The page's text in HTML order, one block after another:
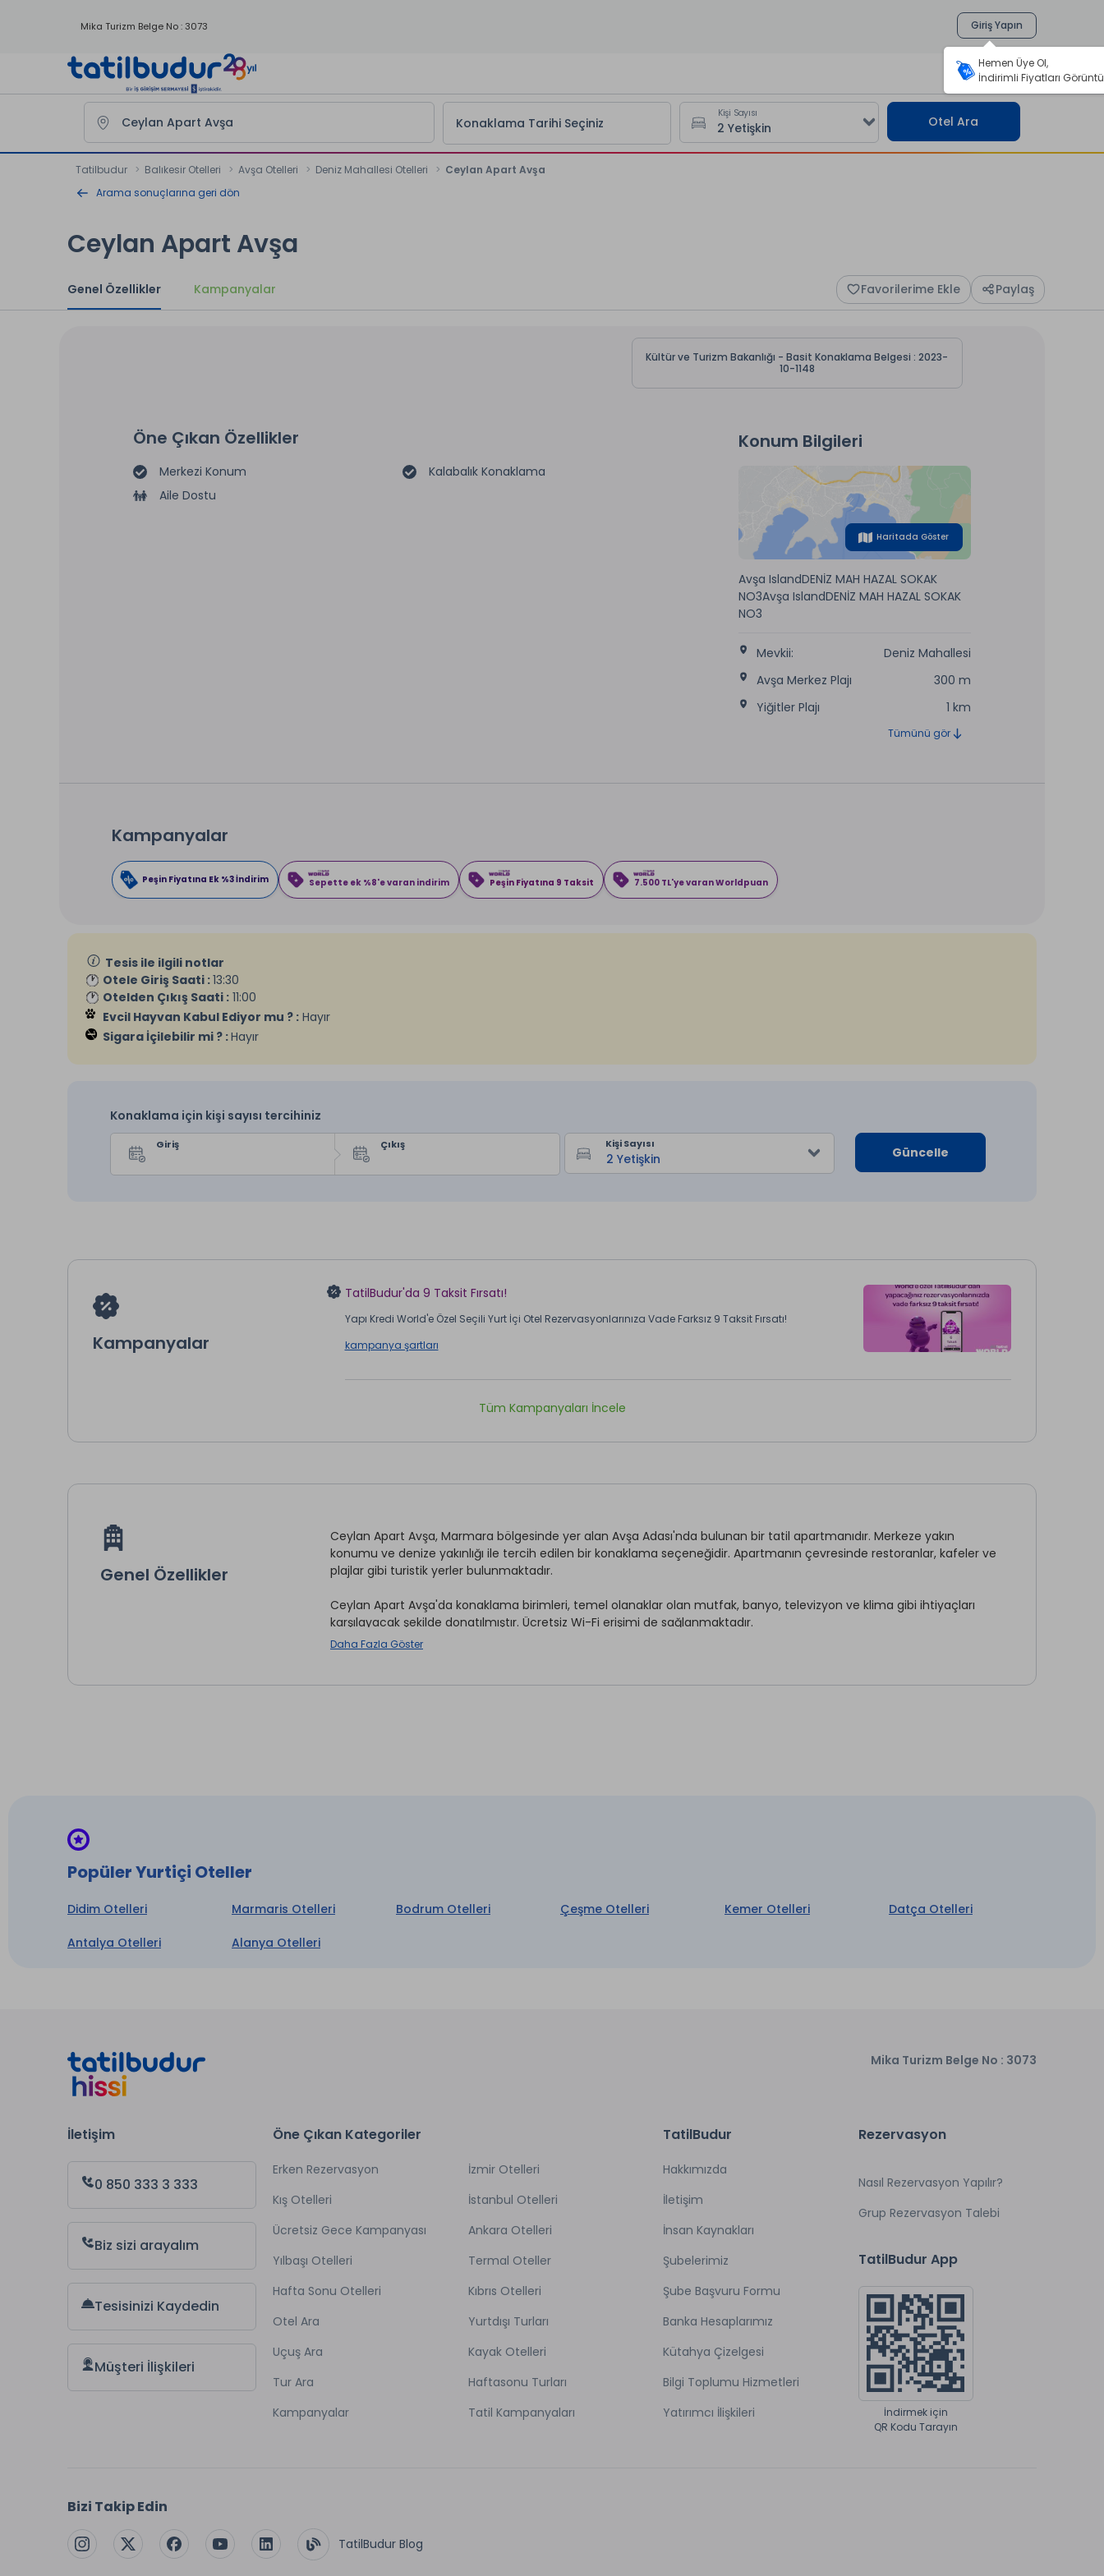
Mika Turizm Belge No : 3073 Giriş Yapın
Konaklama Tarihi Seçiniz
Kişi Sayısı
Otel Ara
Tatilbudur Balıkesir Otelleri Avşa Otelleri Deniz Mahallesi Otelleri
Ceylan Apart Avşa
Arama sonuçlarına geri dön
Ceylan Apart Avşa
Genel Özellikler Kampanyalar Favorilerime Ekle Paylaş
Kültür ve Turizm Bakanlığı - Basit Konaklama Belgesi : 2023-
10-1148
Öne Çıkan Özellikler
Merkezi Konum
Kalabalık Konaklama
Aile Dostu
Konum Bilgileri
Haritada Göster
Avşa IslandDENİZ MAH HAZAL SOKAK
NO3Avşa IslandDENİZ MAH HAZAL SOKAK
NO3
Mevkii:
Deniz Mahallesi
Avşa Merkez Plajı
300 m
Yiğitler Plajı
1 km
Tümünü gör
Kampanyalar
Peşin Fiyatına Ek %3 İndirim Sepette ek %8'e varan indirim Peşin Fiyatına 9 Taksit 7.500 TL'ye varan Worldpuan
Tesis ile ilgili notlar
Otele Giriş Saati :13:30
Otelden Çıkış Saati : 11:00
Evcil Hayvan Kabul Ediyor mu ? : Hayır
Sigara İçilebilir mi ? :Hayır
Konaklama için kişi sayısı tercihiniz
Giriş Çıkış Kişi Sayısı
Güncelle
Kampanyalar
TatilBudur'da 9 Taksit Fırsatı!
Yapı Kredi World'e Özel Seçili Yurt İçi Otel Rezervasyonlarınıza Vade Farksız 9 Taksit Fırsatı!
kampanya şartları
Tüm Kampanyaları İncele
Genel Özellikler
Ceylan Apart Avşa, Marmara bölgesinde yer alan Avşa Adası'nda bulunan bir tatil apartmanıdır. Merkeze yakın
konumu ve denize yakınlığı ile tercih edilen bir konaklama seçeneğidir. Apartmanın çevresinde restoranlar, kafeler ve
plajlar gibi turistik yerler bulunmaktadır.
Ceylan Apart Avşa'da konaklama birimleri, temel olanaklar olan mutfak, banyo, televizyon ve klima gibi ihtiyaçları
karşılayacak şekilde donatılmıştır. Ücretsiz Wi-Fi erişimi de sağlanmaktadır.
Daha Fazla Göster
Popüler Yurtiçi Oteller
Didim Otelleri Marmaris Otelleri Bodrum Otelleri Çeşme Otelleri Kemer Otelleri Datça Otelleri
Antalya Otelleri Alanya Otelleri
Mika Turizm Belge No : 3073
İletişim
0 850 333 3 333
Biz sizi arayalım
Tesisinizi Kaydedin
Müşteri İlişkileri
Öne Çıkan Kategoriler
Erken Rezervasyon
Kış Otelleri
Ücretsiz Gece Kampanyası
Yılbaşı Otelleri
Hafta Sonu Otelleri
Otel Ara
Uçuş Ara
Tur Ara
Kampanyalar
İzmir Otelleri
İstanbul Otelleri
Ankara Otelleri
Termal Oteller
Kıbrıs Otelleri
Yurtdışı Turları
Kayak Otelleri
Haftasonu Turları
Tatil Kampanyaları
TatilBudur
Hakkımızda
İletişim
İnsan Kaynakları
Şubelerimiz
Şube Başvuru Formu
Banka Hesaplarımız
Kütahya Çizelgesi
Bilgi Toplumu Hizmetleri
Yatırımcı İlişkileri
Rezervasyon
Nasıl Rezervasyon Yapılır?
Grup Rezervasyon Talebi
TatilBudur App
İndirmek için
QR Kodu Tarayın
Bizi Takip Edin
TatilBudur Blog
Hemen Üye Ol,
İndirimli Fiyatları